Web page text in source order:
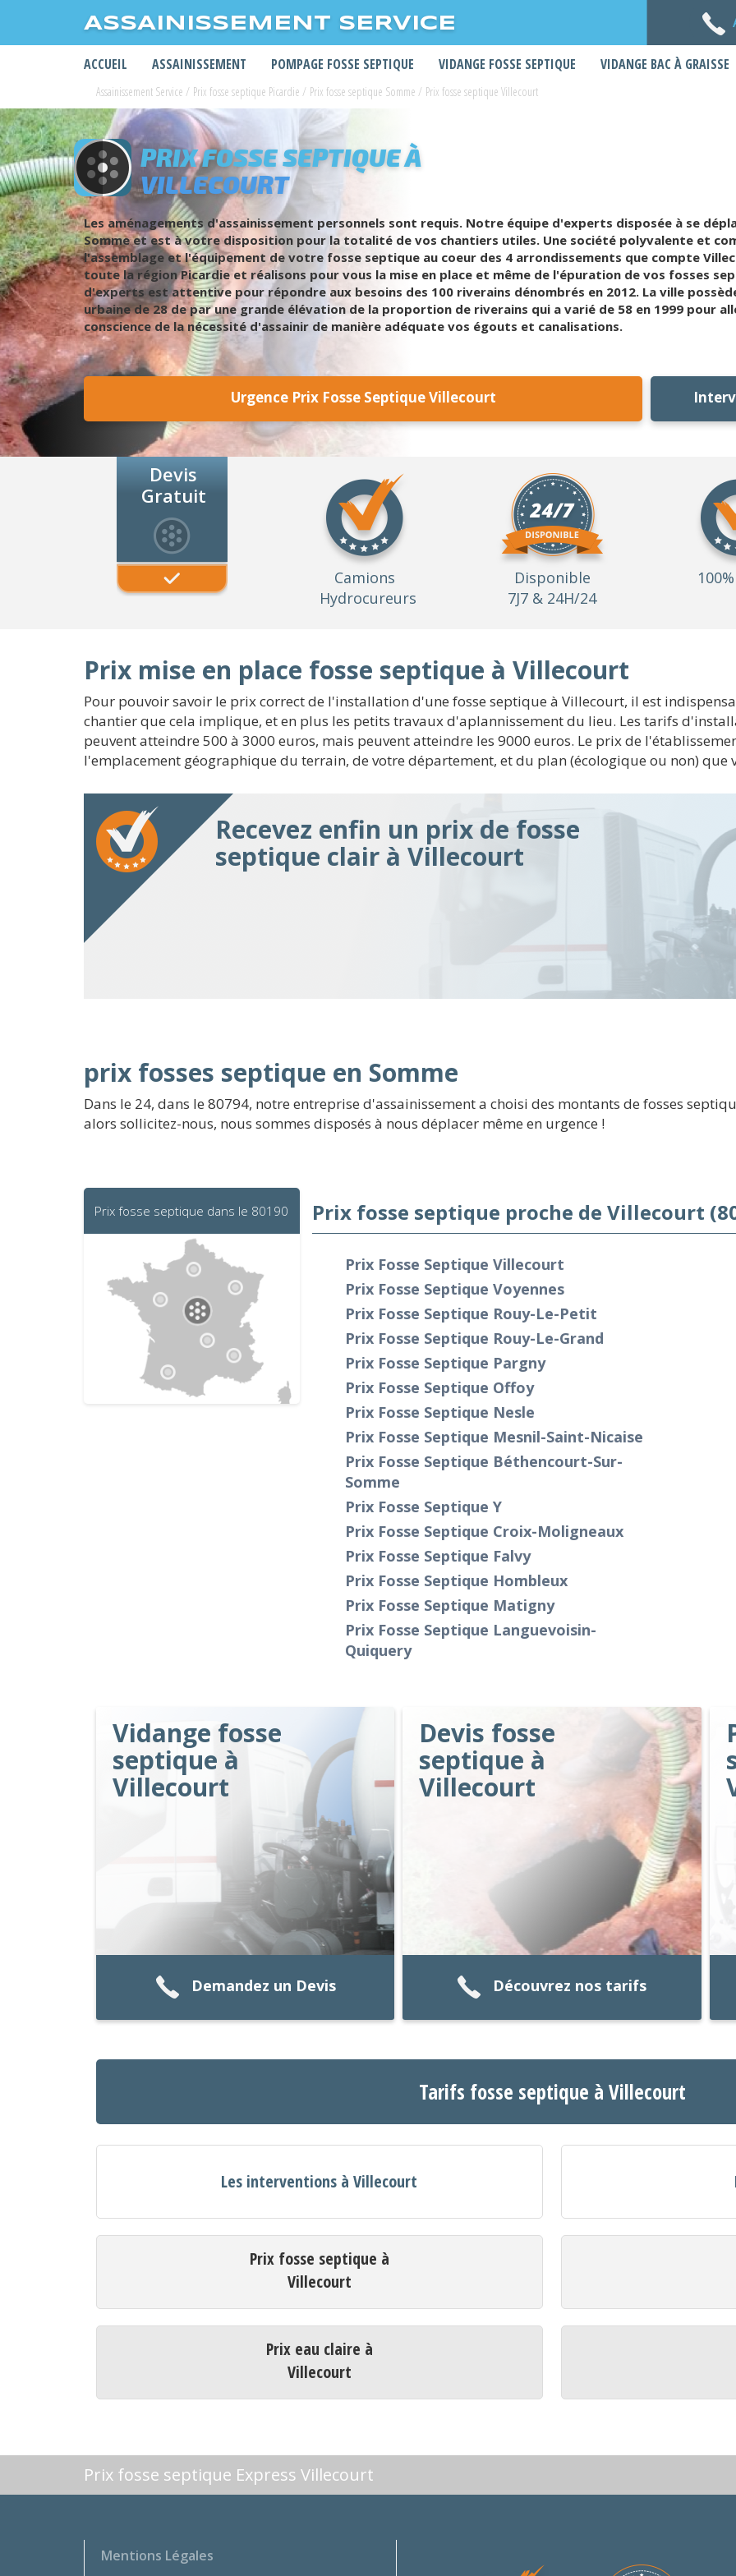
ASSAINISSEMENT SERVICE
ACCUEIL ASSAINISSEMENT POMPAGE FOSSE SEPTIQUE VIDANGE FOSSE SEPTIQUE VIDANGE BAC À GRAISSE
Assainissement Service / Prix fosse septique Picardie / Prix fosse septique Somme / Prix fosse septique Villecourt
PRIX FOSSE SEPTIQUE À
VILLECOURT
Les aménagements d'assainissement personnels sont requis. Notre équipe d'experts disposée à se
Somme et est à votre disposition pour la totalité de vos chantiers utiles. Une société polyvalente et
l'assemblage et l'équipement de votre fosse septique au coeur des 4 arrondissements que compte
toute la région Picardie et réalisons pour vous la mise en place et même de l'épuration de vos fosses
d'experts est attentive pour répondre aux besoins des 100 riverains dénombrés en 2012. La ville
urbaine de 28 de par une grande élévation de la proportion de riverains qui a varié de 58 en 1999 pour
conscience de la nécessité d'assainir de manière adéquate vos égouts et canalisations.
Urgence Prix Fosse Septique Villecourt
Devis
Gratuit
Camions
Hydrocureurs
Disponible
7J7 & 24H/24
Prix mise en place fosse septique à Villecourt
Pour pouvoir savoir le prix correct de l'installation d'une fosse septique à Villecourt, il est
chantier que cela implique, et en plus les petits travaux d'aplannissement du lieu. Les tarifs
peuvent atteindre 500 à 3000 euros, mais peuvent atteindre les 9000 euros. Le prix de
l'emplacement géographique du terrain, de votre département, et du plan (écologique ou non) que
Recevez enfin un prix de fosse
septique clair à Villecourt
prix fosses septique en Somme
Dans le 24, dans le 80794, notre entreprise d'assainissement a choisi des montants de fosses
alors sollicitez-nous, nous sommes disposés à nous déplacer même en urgence !
Prix fosse septique dans le 80190 Prix fosse septique proche de Villecourt
Prix Fosse Septique Villecourt
Prix Fosse Septique Voyennes
Prix Fosse Septique Rouy-Le-Petit
Prix Fosse Septique Rouy-Le-Grand
Prix Fosse Septique Pargny
Prix Fosse Septique Offoy
Prix Fosse Septique Nesle
Prix Fosse Septique Mesnil-Saint-Nicaise
Prix Fosse Septique Béthencourt-Sur-
Somme
Prix Fosse Septique Y
Prix Fosse Septique Croix-Moligneaux
Prix Fosse Septique Falvy
Prix Fosse Septique Hombleux
Prix Fosse Septique Matigny
Prix Fosse Septique Languevoisin-
Quiquery
Vidange fosse
septique à
Villecourt
Demandez un Devis
Devis fosse
septique à
Villecourt
Découvrez nos tarifs
Tarifs fosse septique à Villecourt
Les interventions à Villecourt
Prix fosse septique à
Villecourt
Prix eau claire à
Villecourt
Prix fosse septique Express Villecourt
Mentions Légales